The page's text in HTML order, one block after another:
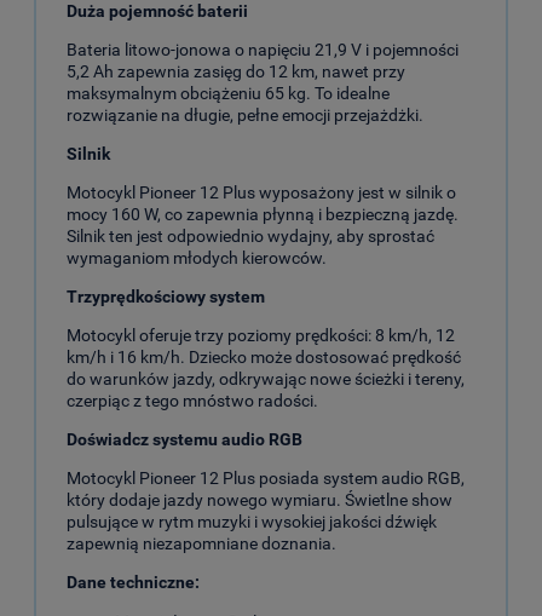
Duża pojemność baterii
Bateria litowo-jonowa o napięciu 21,9 V i pojemności
5,2 Ah zapewnia zasięg do 12 km, nawet przy
maksymalnym obciążeniu 65 kg. To idealne
rozwiązanie na długie, pełne emocji przejażdżki.
Silnik
Motocykl Pioneer 12 Plus wyposażony jest w silnik o
mocy 160 W, co zapewnia płynną i bezpieczną jazdę.
Silnik ten jest odpowiednio wydajny, aby sprostać
wymaganiom młodych kierowców.
Trzyprędkościowy system
Motocykl oferuje trzy poziomy prędkości: 8 km/h, 12
km/h i 16 km/h. Dziecko może dostosować prędkość
do warunków jazdy, odkrywając nowe ścieżki i tereny,
czerpiąc z tego mnóstwo radości.
Doświadcz systemu audio RGB
Motocykl Pioneer 12 Plus posiada system audio RGB,
który dodaje jazdy nowego wymiaru. Świetlne show
pulsujące w rytm muzyki i wysokiej jakości dźwięk
zapewnią niezapomniane doznania.
Dane techniczne: